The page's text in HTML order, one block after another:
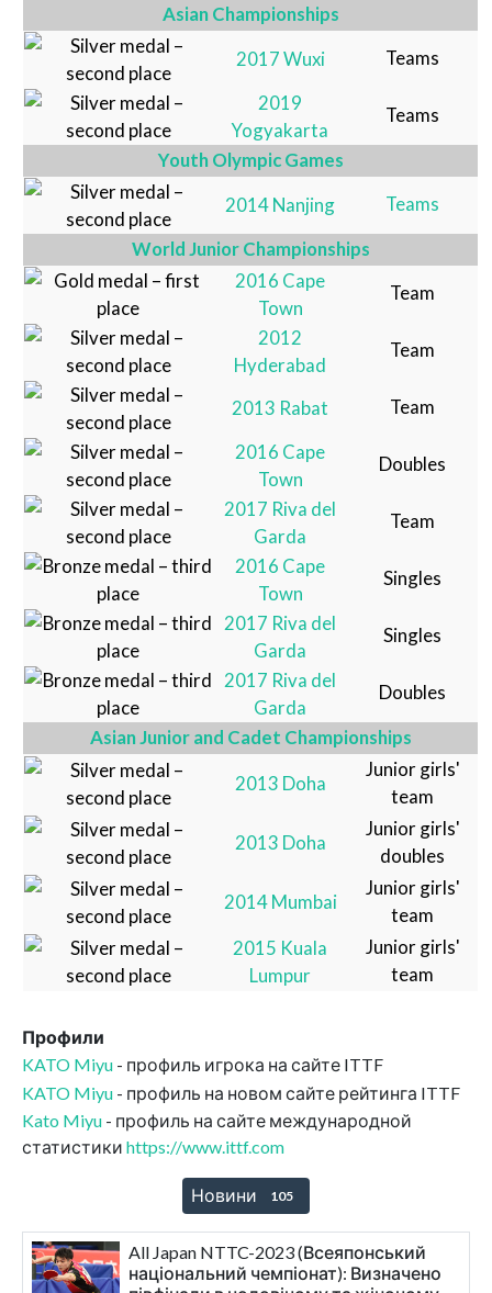
Asian Championships
2017 Wuxi
Teams
2019
Yogyakarta
Teams
Youth Olympic Games
2014 Nanjing
Teams
World Junior Championships
2016 Cape
Town
Team
2012
Hyderabad
Team
2013 Rabat
Team
2016 Cape
Town
Doubles
2017 Riva del
Garda
Team
2016 Cape
Town
Singles
2017 Riva del
Garda
Singles
2017 Riva del
Garda
Doubles
Asian Junior and Cadet Championships
2013 Doha
Junior girls'
team
2013 Doha
Junior girls'
doubles
2014 Mumbai
Junior girls'
team
2015 Kuala
Lumpur
Junior girls'
team
Профили
KATO Miyu - профиль игрока на сайте ITTF
KATO Miyu - профиль на новом сайте рейтинга ITTF
Kato Miyu - профиль на сайте международной
статистики https://www.ittf.com
Новини 105
All Japan NTTC-2023 (Всеяпонський
національний чемпіонат): Визначено